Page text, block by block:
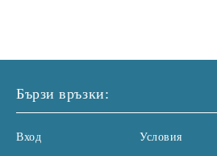
Бързи връзки:
Вход Условия